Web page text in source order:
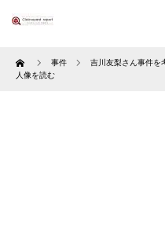
Home 事件
吉川友梨さん事件を
人像を読む